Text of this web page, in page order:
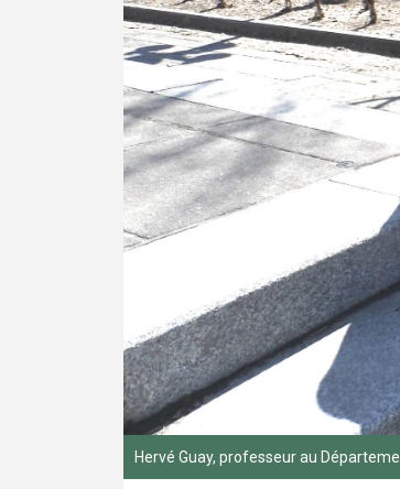
Hervé Guay, professeur au